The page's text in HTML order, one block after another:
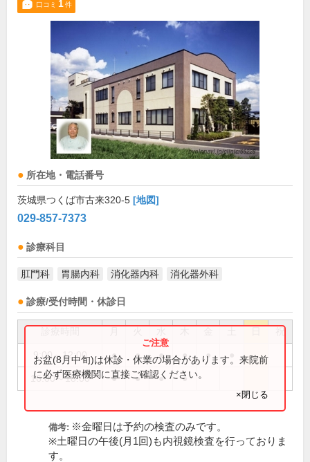
口コミ 1件
所在地・電話番号
茨城県つくば市古来320-5 [地図]
029-857-7373
診療科目
肛門科 胃腸内科 消化器内科 消化器外科
診療/受付時間・休診日
祝
9:00～12:00 ● ● ● ● ●
16:00～18:00 ● ● ● ●
お盆(8月中旬)は休診・休業の場合があります。来院前
に必ず医療機関に直接ご確認ください。
×閉じる
備考: ※金曜日は予約の検査のみです。
※土曜日の午後(月1回)も内視鏡検査を行っておりま
す。